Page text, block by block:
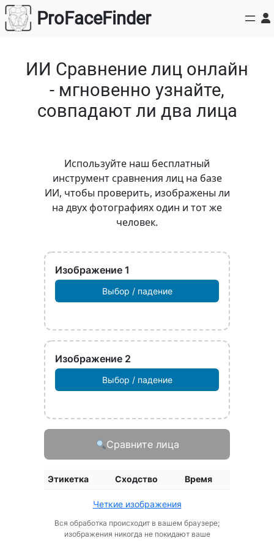
Перейти
содержимому
ProFaceFinder
ИИ Сравнение лиц онлайн
- мгновенно узнайте,
совпадают ли два лица
Используйте наш бесплатный
инструмент сравнения лиц на базе
ИИ, чтобы проверить, изображены ли
на двух фотографиях один и тот же
человек.
Изображение 1
Выбор / падение
Изображение 2
Выбор / падение
Сравните лица
Этикетка Сходство Время
Четкие изображения
Вся обработка происходит в вашем браузере;
изображения никогда не покидают ваше